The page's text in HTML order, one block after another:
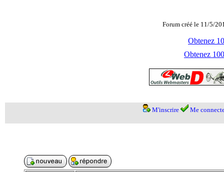
Forum créé le 11/5/
Obtenez
Obtenez
M'inscrire Me